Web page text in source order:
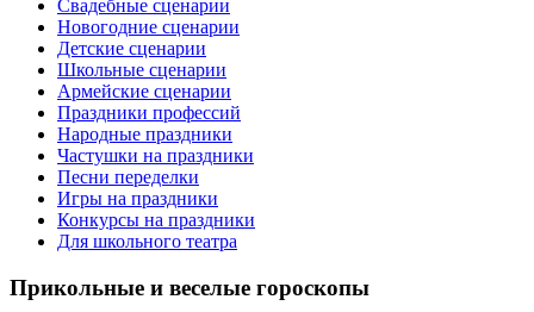
Свадебные сценарии
Новогодние сценарии
Детские сценарии
Школьные сценарии
Армейские сценарии
Праздники профессий
Народные праздники
Частушки на праздники
Песни переделки
Игры на праздники
Конкурсы на праздники
Для школьного театра
Прикольные и веселые гороскопы